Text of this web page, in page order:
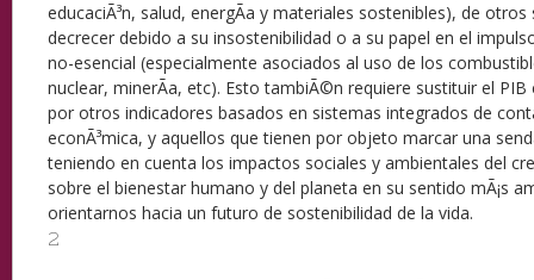
educaciÃ³n, salud, energÃ­a y materiales sostenibles), de
decrecer debido a su insostenibilidad o a su papel en el
no-esencial (especialmente asociados al uso de los
nuclear, minerÃ­a, etc). Esto tambiÃ©n requiere sustituir el
por otros indicadores basados en sistemas integrados de
econÃ³mica, y aquellos que tienen por objeto marcar una
teniendo en cuenta los impactos sociales y ambientales del
sobre el bienestar humano y del planeta en su sentido mÃ¡s
orientarnos hacia un futuro de sostenibilidad de la vida.
2